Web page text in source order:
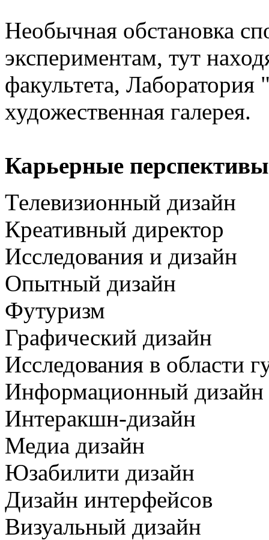
Необычная обстановка
экспериментам, тут
факультета,
художественная галерея.
Карьерные перспективы
Телевизионный дизайн
Креативный директор
Исследования и дизайн
Опытный дизайн
Футуризм
Графический дизайн
Исследования в области
Информационный дизайн
Интеракшн-дизайн
Медиа дизайн
Юзабилити дизайн
Дизайн интерфейсов
Визуальный дизайн